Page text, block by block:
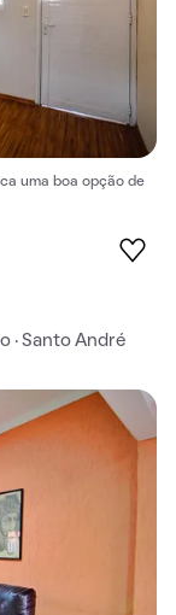
uma boa opção de
· Santo André